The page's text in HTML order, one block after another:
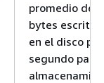
promedio de
bytes escritos
en el disco por
segundo para